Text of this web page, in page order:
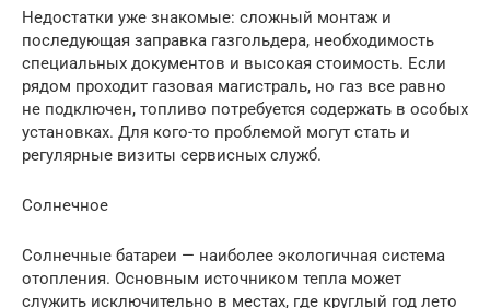
Недостатки уже знакомые: сложный монтаж и
последующая заправка газгольдера, необходимость
специальных документов и высокая стоимость. Если
рядом проходит газовая магистраль, но газ все равно
не подключен, топливо потребуется содержать в особых
установках. Для кого-то проблемой могут стать и
регулярные визиты сервисных служб.
Солнечное
Солнечные батареи — наиболее экологичная система
отопления. Основным источником тепла может
служить исключительно в местах, где круглый год лето